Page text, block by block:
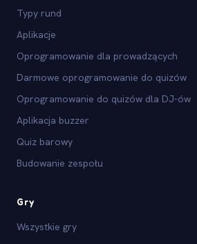
Typy rund
Aplikacje
Oprogramowanie dla prowadzących
Darmowe oprogramowanie do quizów
Oprogramowanie do quizów dla DJ-ów
Aplikacja buzzer
Quiz barowy
Budowanie zespołu
Gry
Wszystkie gry